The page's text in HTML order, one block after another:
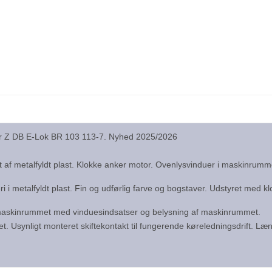
Z DB E-Lok BR 103 113-7. Nyhed 2025/2026
af metalfyldt plast. Klokke anker motor. Ovenlysvinduer i
i metalfyldt plast. Fin og udførlig farve og bogstaver. Udstyret med
med vinduesindsatser og belysning af maskinrummet.
Usynligt monteret skiftekontakt til fungerende køreledningsdrift.